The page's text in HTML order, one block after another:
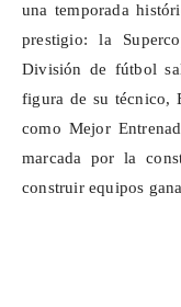
una temporada
prestigio: la
División de fútbol
figura de su técnico,
como Mejor
marcada por la
construir equipos